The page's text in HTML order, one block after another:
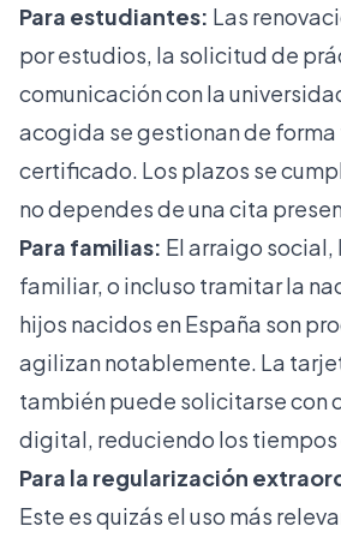
Para estudiantes: Las
por estudios, la solicitud de
comunicación con la
acogida se gestionan de
certificado. Los plazos se
no dependes de una cita
Para familias: Elarraigo social,
familiar, o incluso tramitar la
hijos nacidos en España son
agilizan notablemente. La
también puede solicitarse con
digital, reduciendo los tiempos
Para la regularización
Este es quizás el uso más